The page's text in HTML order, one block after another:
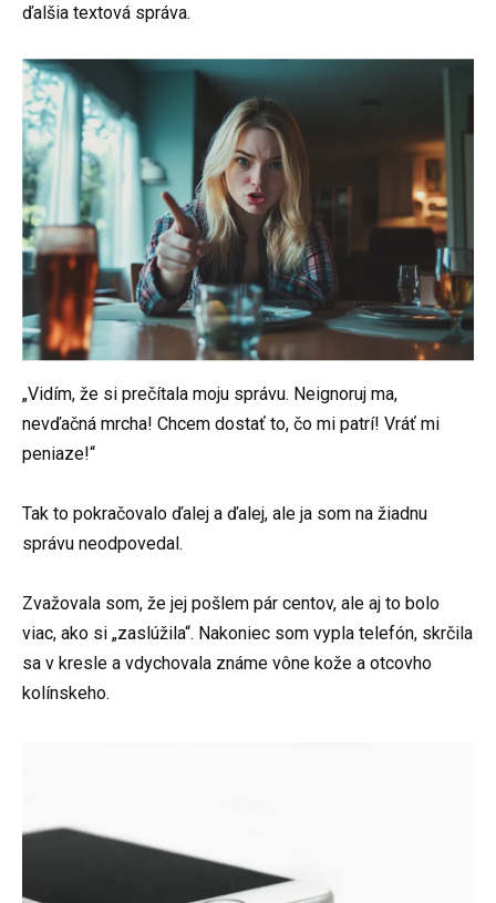
ďalšia textová správa.
„Vidím, že si prečítala moju správu. Neignoruj ma,
nevďačná mrcha! Chcem dostať to, čo mi patrí! Vráť mi
peniaze!“
Tak to pokračovalo ďalej a ďalej, ale ja som na žiadnu
správu neodpovedal.
Zvažovala som, že jej pošlem pár centov, ale aj to bolo
viac, ako si „zaslúžila“. Nakoniec som vypla telefón, skrčila
sa v kresle a vdychovala známe vône kože a otcovho
kolínskeho.